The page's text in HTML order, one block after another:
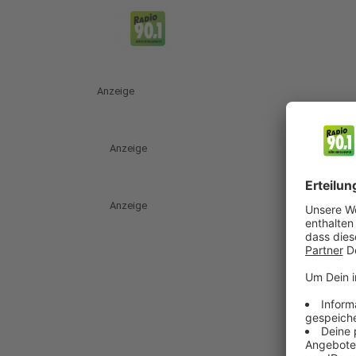
Anzeige
Anzeige
Anzeige